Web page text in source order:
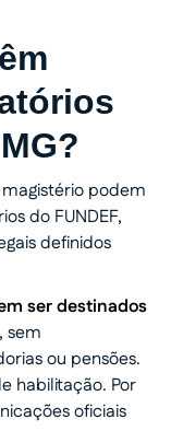
podem
do FUNDEF,
definidos
ser destinados
sem
ou pensões.
habilitação. Por
oficiais